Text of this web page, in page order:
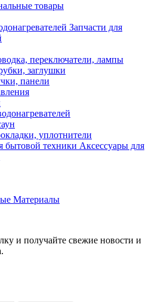
товары
Запчасти для
переключатели, лампы
заглушки
панели
уплотнители
Аксессуары для
Материалы
и получайте свежие новости и